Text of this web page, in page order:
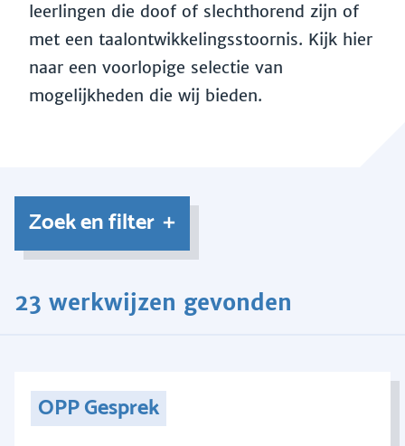
leerlingen die doof of slechthorend zijn of
met een taalontwikkelingsstoornis. Kijk hier
naar een voorlopige selectie van
mogelijkheden die wij bieden.
Zoek en filter
23 werkwijzen gevonden
OPP Gesprek